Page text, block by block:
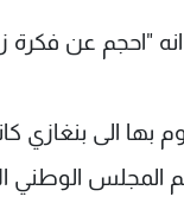
"احجم عن فكرة
بها الى
المجلس الوطني